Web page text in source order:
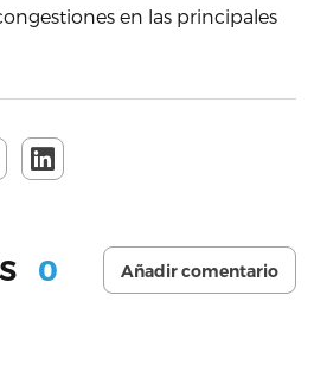
en las principales
0 Añadir comentario